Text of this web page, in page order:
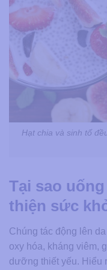
Hạt chia và sinh tố
Tại sao
thiện sức
Chúng tác động lên
oxy hóa, kháng viêm,
dưỡng thiết yếu. Hiểu